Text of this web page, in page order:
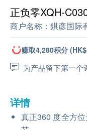
正负零XQH-
商户名称： 錤彦国际
赚取4,280积分
为产品留下第一个
详情
真正360 度全方